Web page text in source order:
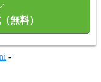
無料）
-